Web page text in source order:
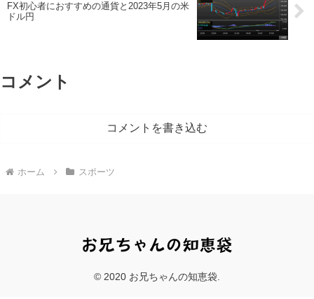
FX初心者におすすめの通貨と2023年5月の米
ドル円
コメント
コメントを書き込む
ホーム スポーツ
© 2020 お兄ちゃんの知恵袋.